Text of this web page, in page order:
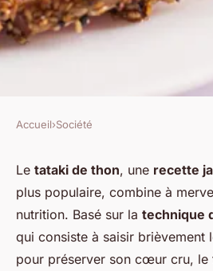
Découvrez les
thon : pourquoi
tataki dans votre
?
Accueil›Société
Le tataki de thon, une recette
plus populaire, combine à
nutrition. Basé sur la technique
qui consiste à saisir brièvement
pour préserver son cœur cru, le